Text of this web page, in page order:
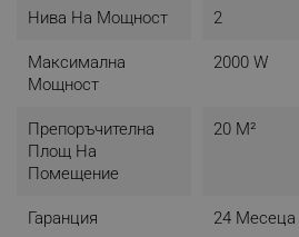
Нива На Мощност 2
Максимална
Мощност
2000 W
Препоръчителна
Площ На
Помещение
20 М²
Гаранция 24 Месеца